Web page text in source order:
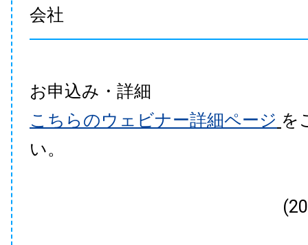
会社
お申込み・詳細
こちらのウェビナー詳細ページ を
い。